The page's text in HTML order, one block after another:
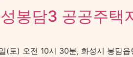
봉담3 공공주택
(토) 오전 10시 30분, 화성시 봉담